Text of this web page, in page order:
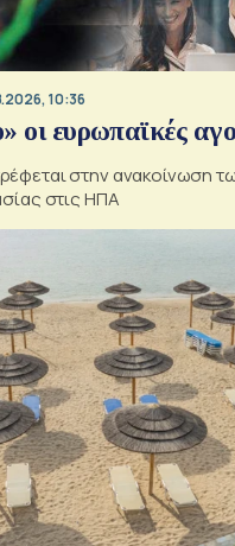
10:36
οι ευρωπαϊκές
στην ανακοίνωση
στις ΗΠΑ